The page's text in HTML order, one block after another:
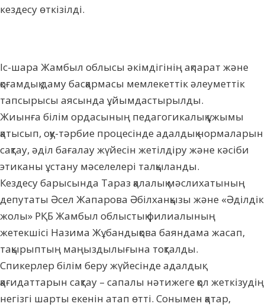
кездесу өткізілді.
Іс-шара Жамбыл облысы әкімдігінің ақпарат және
қоғамдық даму басқармасы мемлекеттік әлеуметтік
тапсырысы аясында ұйымдастырылды.
Жиынға білім ордасының педагогикалық ұжымы
қатысып, оқу-тәрбие процесінде адалдық нормаларын
сақтау, әділ бағалау жүйесін жетілдіру және кәсіби
этиканы ұстану мәселелері талқыланды.
Кездесу барысында Тараз қалалық мәслихатының
депутаты Әсел Жапарова Әбілханқызы және «Әділдік
жолы» РҚБ Жамбыл облыстық филиалының
жетекшісі Назима Жұбандықова баяндама жасап,
тақырыптың маңыздылығына тоқталды.
Спикерлер білім беру жүйесінде адалдық
қағидаттарын сақтау – сапалы нәтижеге қол жеткізудің
негізгі шарты екенін атап өтті. Сонымен қатар,